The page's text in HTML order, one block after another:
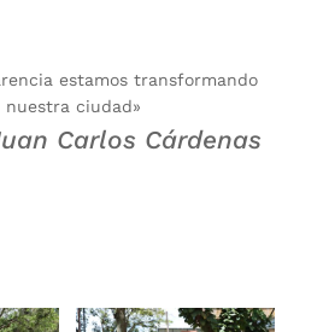
estamos transformando
nuestra ciudad»
Carlos Cárdenas